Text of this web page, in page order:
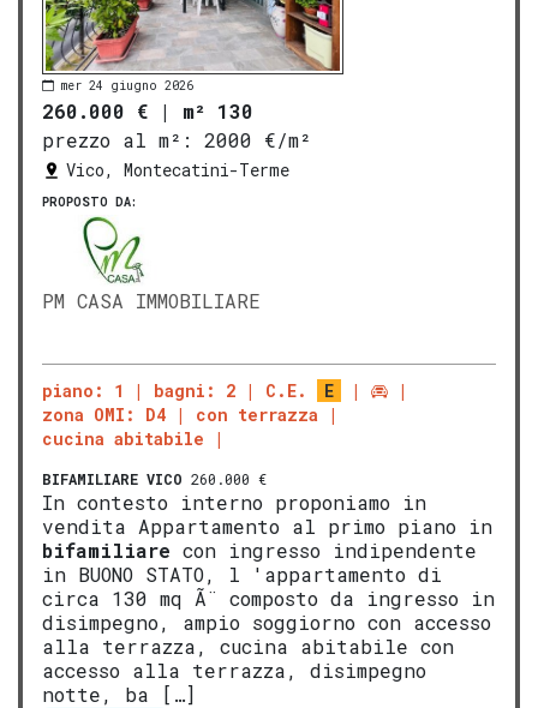
mer 24 giugno 2026
260.000 € | m² 130
prezzo al m²:
2000 €/m²
Vico, Montecatini-Terme
PROPOSTO DA:
PM CASA IMMOBILIARE
piano: 1 bagni: 2 C.E.
E
zona OMI: D4
con terrazza
cucina abitabile
BIFAMILIARE VICO 260.000 €
In contesto interno proponiamo in
vendita Appartamento al primo piano in
bifamiliare con ingresso indipendente
in BUONO STATO, l 'appartamento di
circa 130 mq Ã¨ composto da ingresso in
disimpegno, ampio soggiorno con accesso
alla terrazza, cucina abitabile con
accesso alla terrazza, disimpegno
notte, ba […]